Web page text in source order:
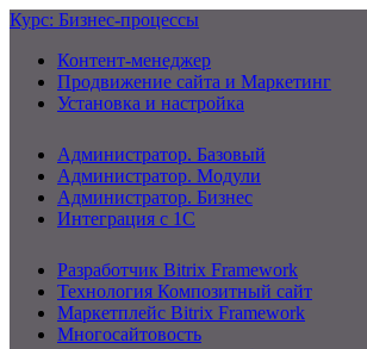
Курс: Бизнес-процессы
Контент-менеджер
Продвижение сайта и Маркетинг
Установка и настройка
Администратор. Базовый
Администратор. Модули
Администратор. Бизнес
Интеграция с 1С
Разработчик Bitrix Framework
Технология Композитный сайт
Маркетплейс Bitrix Framework
Многосайтовость